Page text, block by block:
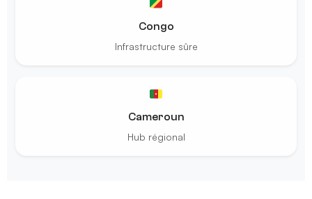
Congo
Infrastructure sûre
Cameroun
Hub régional